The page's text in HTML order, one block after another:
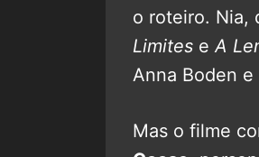
o roteiro. Nia,
Limites e A
Anna Boden e
Mas o filme